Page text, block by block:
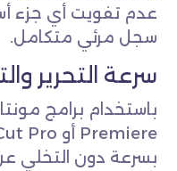
عدم تفويت أي جزء
سجل مرئي متكامل.
سرعة التحرير
بسرعة دون التخلي